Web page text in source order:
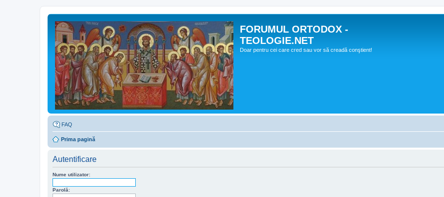
FORUMUL ORTODOX -
TEOLOGIE.NET
Doar pentru cei care cred sau vor să creadă conştient!
FAQ
Prima pagină
Autentificare
Nume utilizator:
Parolă: